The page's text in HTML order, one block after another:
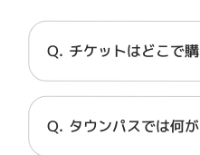
チケットはどこで
タウンパスでは何